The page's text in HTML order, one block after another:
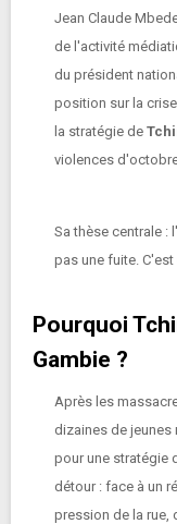
Jean Claude
de l'activité
du président
position sur la
la stratégie de
violences
Sa thèse centrale : l'
pas une fuite.
Pourquoi
Gambie ?
Après les
dizaines de jeunes
pour une stratégie
détour : face à un
pression de la rue,